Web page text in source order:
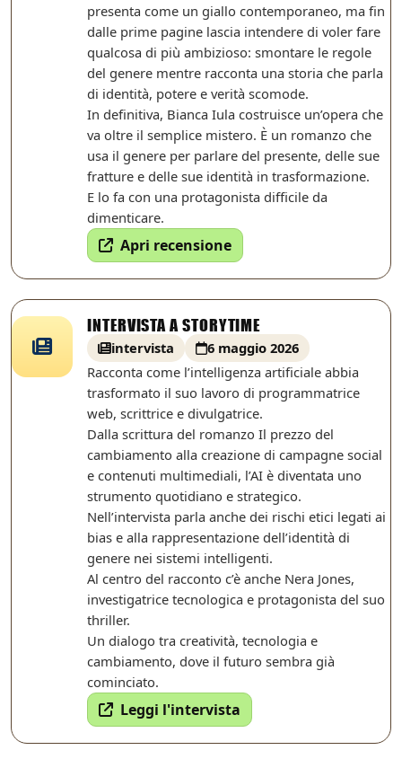
presenta come un giallo contemporaneo, ma fin
dalle prime pagine lascia intendere di voler fare
qualcosa di più ambizioso: smontare le regole
del genere mentre racconta una storia che parla
di identità, potere e verità scomode.
In definitiva, Bianca Iula costruisce un’opera che
va oltre il semplice mistero. È un romanzo che
usa il genere per parlare del presente, delle sue
fratture e delle sue identità in trasformazione.
E lo fa con una protagonista difficile da
dimenticare.
Apri recensione
INTERVISTA A STORYTIME
intervista
6 maggio 2026
Racconta come l’intelligenza artificiale abbia
trasformato il suo lavoro di programmatrice
web, scrittrice e divulgatrice.
Dalla scrittura del romanzo Il prezzo del
cambiamento alla creazione di campagne social
e contenuti multimediali, l’AI è diventata uno
strumento quotidiano e strategico.
Nell’intervista parla anche dei rischi etici legati ai
bias e alla rappresentazione dell’identità di
genere nei sistemi intelligenti.
Al centro del racconto c’è anche Nera Jones,
investigatrice tecnologica e protagonista del suo
thriller.
Un dialogo tra creatività, tecnologia e
cambiamento, dove il futuro sembra già
cominciato.
Leggi l'intervista